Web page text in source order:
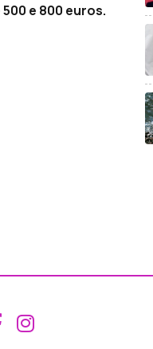
e 800 euros.
Aceder ao
Aceder ao